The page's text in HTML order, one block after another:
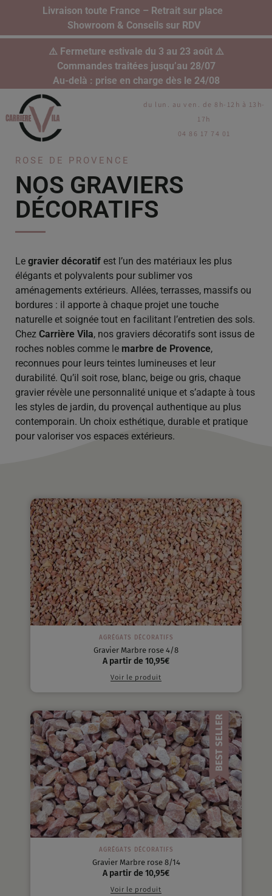
Livraison toute France – Retrait sur place
Showroom & Conseils sur RDV
⚠️ Fermeture estivale du 3 au 23 août ⚠️
Commandes traitées jusqu’au 28/07
Au-delà : prise en charge dès le 24/08
du lun. au ven. de 8h-12h à 13h-
17h
04 86 17 74 01
ROSE DE PROVENCE
NOS GRAVIERS
DÉCORATIFS
Le gravier décoratif est l’un des matériaux les plus
élégants et polyvalents pour sublimer vos
aménagements extérieurs. Allées, terrasses, massifs ou
bordures : il apporte à chaque projet une touche
naturelle et soignée tout en facilitant l’entretien des sols.
Chez Carrière Vila, nos graviers décoratifs sont issus de
roches nobles comme le marbre de Provence,
reconnues pour leurs teintes lumineuses et leur
durabilité. Qu’il soit rose, blanc, beige ou gris, chaque
gravier révèle une personnalité unique et s’adapte à tous
les styles de jardin, du provençal authentique au plus
contemporain. Un choix esthétique, durable et pratique
pour valoriser vos espaces extérieurs.
AGRÉGATS DÉCORATIFS
Gravier Marbre rose 4/8
A partir de 10,95€
Voir le produit
AGRÉGATS DÉCORATIFS
Gravier Marbre rose 8/14
A partir de 10,95€
Voir le produit